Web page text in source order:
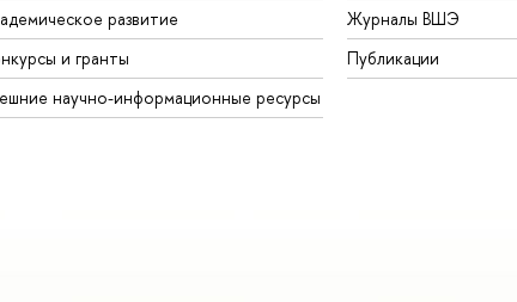
развитие
и гранты
научно-информационные ресурсы
Журналы ВШЭ
Публикации